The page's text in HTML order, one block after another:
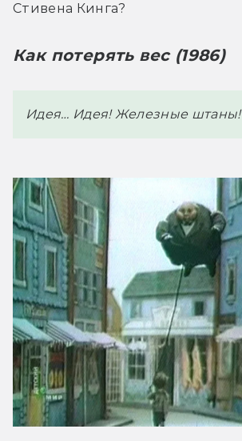
Стивена Кинга?
Как потерять вес (1986)
Идея… Идея! Железные штаны!